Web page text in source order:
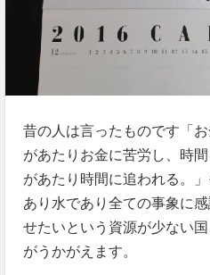
昔の人は言ったものです「
があたりお金に苦労し、時
があたり時間に追われる。
あり水であり全ての事象に
せたいという資源が少ない
がうかがえます。